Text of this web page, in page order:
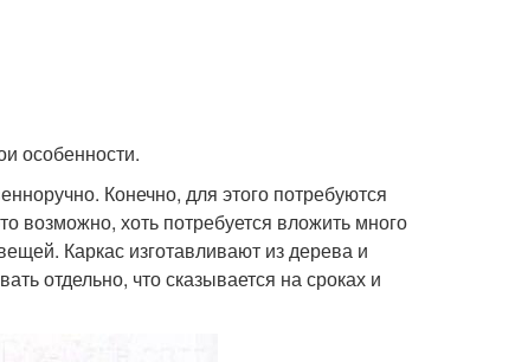
особенности.
Конечно, для этого потребуются
возможно, хоть потребуется вложить много
Каркас изготавливают из дерева и
отдельно, что сказывается на сроках и